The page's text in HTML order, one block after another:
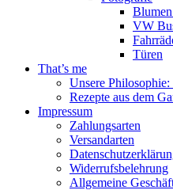
VW
Türen
That’s me
Unsere
Rezepte aus dem
Impressum
Zahlungsarten
Versandarten
Widerrufsbelehrung
Allgemeine